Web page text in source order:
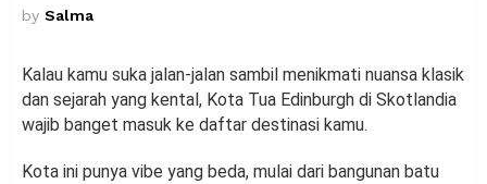
by Salma
Kalau kamu suka jalan-jalan sambil menikmati nuansa klasik
dan sejarah yang kental, Kota Tua Edinburgh di Skotlandia
wajib banget masuk ke daftar destinasi kamu.
Kota ini punya vibe yang beda, mulai dari bangunan batu